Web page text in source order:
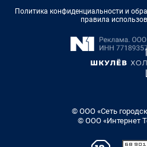
Политика конфиденциальности и
правила
© ООО «Сеть
© ООО «Интернет